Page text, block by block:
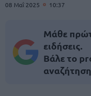
08 Μαΐ 2025 10:37
Μάθε
ειδήσεις.
Βάλε το